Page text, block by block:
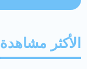
الأكثر مشاهدة